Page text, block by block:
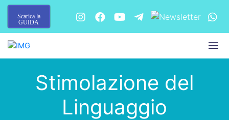
Scarica la
GUIDA
Stimolazione del
Linguaggio